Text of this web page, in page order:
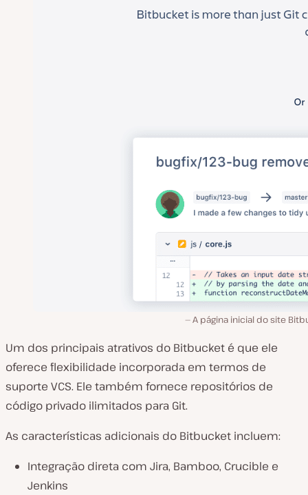
A página inicial do site
Um dos principais atrativos do Bitbucket é que ele
oferece flexibilidade incorporada em termos de
suporte VCS. Ele também fornece repositórios de
código privado ilimitados para Git.
As características adicionais do Bitbucket incluem:
Integração direta com Jira, Bamboo, Crucible e
Jenkins